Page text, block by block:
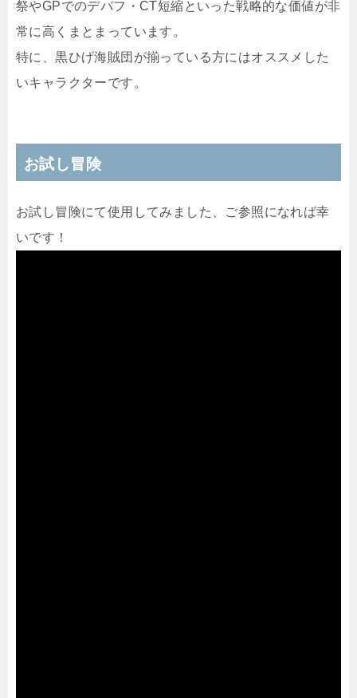
祭やGPでのデバフ・CT短縮といった戦略的な価値が非
常に高くまとまっています。
特に、黒ひげ海賊団が揃っている方にはオススメした
いキャラクターです。
お試し冒険
お試し冒険にて使用してみました、ご参照になれば幸
いです！